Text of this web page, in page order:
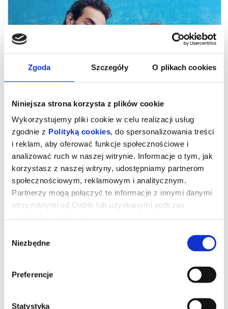
Zgoda Szczegóły O plikach cookies
Niniejsza strona korzysta z plików cookie
Wykorzystujemy pliki cookie w celu realizacji usług
zgodnie z Polityką cookies, do spersonalizowania treści
i reklam, aby oferować funkcje społecznościowe i
analizować ruch w naszej witrynie. Informacje o tym, jak
korzystasz z naszej witryny, udostępniamy partnerom
społecznościowym, reklamowym i analitycznym.
Partnerzy mogą połączyć te informacje z innymi danymi
otrzymanymi od Ciebie lub uzyskanymi podczas
zgody
Niezbędne
Preferencje
Statystyka
zamieszkać ze swoim ojcem, z którym wcześniej nie utrzymywał
kontaktu.